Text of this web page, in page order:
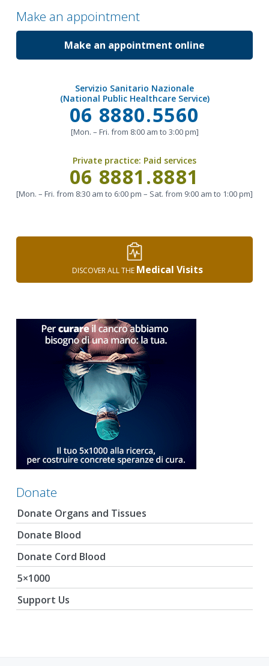
Make an appointment
Make an appointment online
Servizio Sanitario Nazionale
(National Public Healthcare Service)
Call
06 8880.5560
[Mon. – Fri. from 8:00 am to 3:00 pm]
Private practice: Paid services
Call
06 8881.8881
[Mon. – Fri. from 8:30 am to 6:00 pm – Sat. from 9:00 am to 1:00 pm]
DISCOVER ALL THE Medical Visits
Donate
Donate Organs and Tissues
Donate Blood
Donate Cord Blood
5×1000
Support Us